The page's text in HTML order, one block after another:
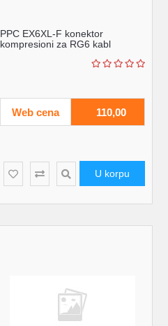
PPC EX6XL-F konektor
kompresioni za RG6 kabl
Web cena 110,00
U korpu